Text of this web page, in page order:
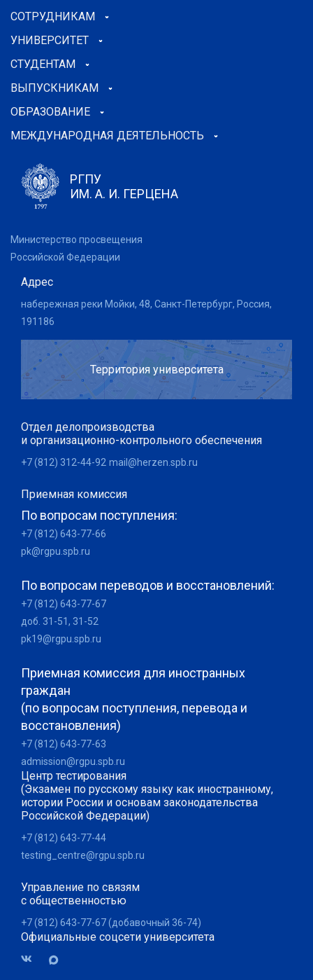
СОТРУДНИКАМ
УНИВЕРСИТЕТ
СТУДЕНТАМ
ВЫПУСКНИКАМ
ОБРАЗОВАНИЕ
МЕЖДУНАРОДНАЯ ДЕЯТЕЛЬНОСТЬ
РГПУ
ИМ. А. И. ГЕРЦЕНА
Министерство просвещения
Российской Федерации
Адрес
набережная реки Мойки, 48, Санкт-Петербург, Россия,
191186
Территория университета
Отдел делопроизводства
и организационно-контрольного обеспечения
+7 (812) 312-44-92 mail@herzen.spb.ru
Приемная комиссия
По вопросам поступления:
+7 (812) 643-77-66
pk@rgpu.spb.ru
По вопросам переводов и восстановлений:
+7 (812) 643-77-67
доб. 31-51, 31-52
pk19@rgpu.spb.ru
Приемная комиссия для иностранных
граждан
(по вопросам поступления, перевода и
восстановления)
+7 (812) 643-77-63
admission@rgpu.spb.ru
Центр тестирования
(Экзамен по русскому языку как иностранному,
истории России и основам законодательства
Российской Федерации)
+7 (812) 643-77-44
testing_centre@rgpu.spb.ru
Управление по связям
с общественностью
+7 (812) 643-77-67 (добавочный 36-74)
Официальные соцсети университета